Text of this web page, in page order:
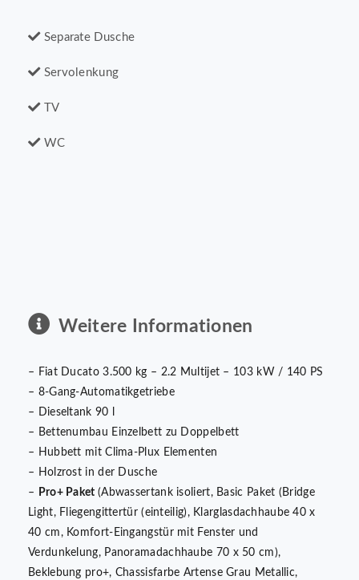
Separate Dusche
Servolenkung
TV
WC
Weitere Informationen
– Fiat Ducato 3.500 kg – 2.2 Multijet – 103 kW / 140 PS
– 8-Gang-Automatikgetriebe
– Dieseltank 90 l
– Bettenumbau Einzelbett zu Doppelbett
– Hubbett mit Clima-Plux Elementen
– Holzrost in der Dusche
–
Pro+ Paket (Abwassertank isoliert, Basic Paket (Bridge
Light, Fliegengittertür (einteilig), Klarglasdachhaube 40 x
40 cm, Komfort-Eingangstür mit Fenster und
Verdunkelung, Panoramadachhaube 70 x 50 cm),
Beklebung pro+, Chassisfarbe Artense Grau Metallic,